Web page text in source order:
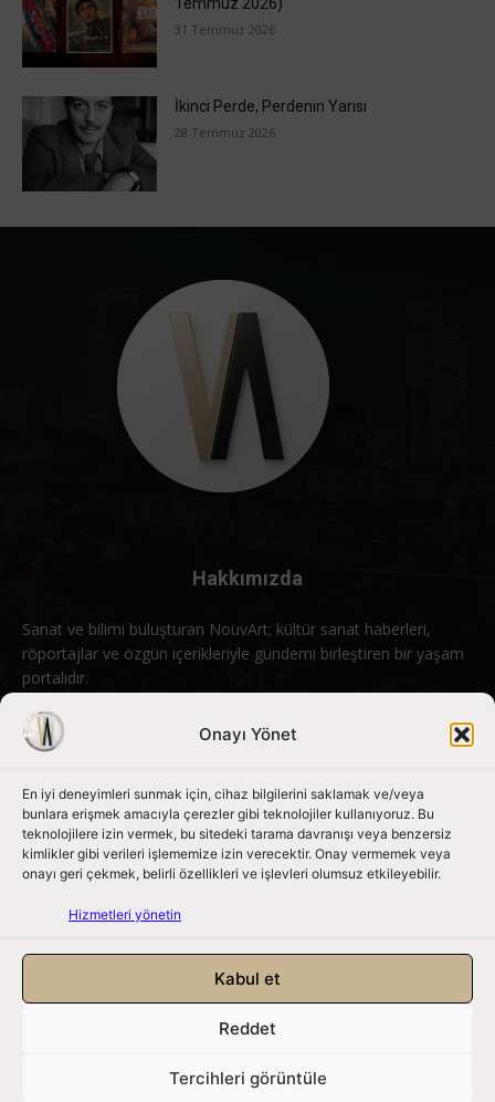
Onayı Yönet
En iyi deneyimleri sunmak için, cihaz bilgilerini saklamak ve/veya
bunlara erişmek amacıyla çerezler gibi teknolojiler kullanıyoruz. Bu
teknolojilere izin vermek, bu sitedeki tarama davranışı veya benzersiz
kimlikler gibi verileri işlememize izin verecektir. Onay vermemek veya
onayı geri çekmek, belirli özellikleri ve işlevleri olumsuz etkileyebilir.
Hizmetleri yönetin
Kabul et
Reddet
Tercihleri görüntüle
Temmuz 2026)
31 Temmuz 2026
İkinci Perde, Perdenin Yarısı
28 Temmuz 2026
Hakkımızda
Sanat ve bilimi buluşturan NouvArt; kültür sanat haberleri,
röportajlar ve özgün içerikleriyle gündemi birleştiren bir yaşam
portalıdır.
Bizimle iletişime geçin: info@nouvart.net
Bizi Takip Edin